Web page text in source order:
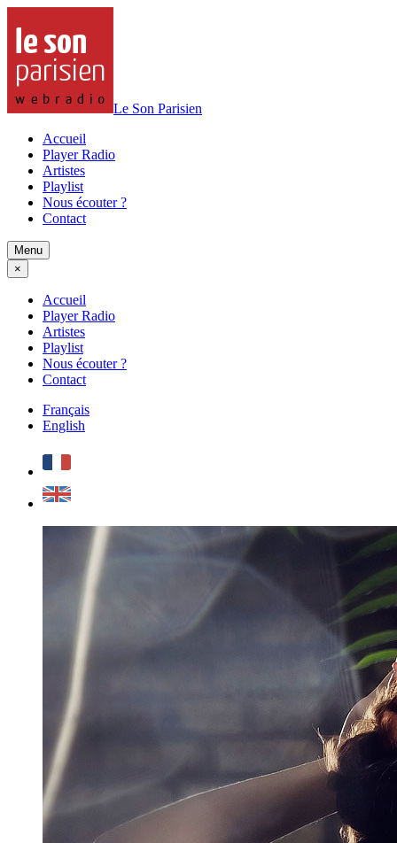
Le Son Parisien
Accueil
Player Radio
Artistes
Playlist
Nous écouter ?
Contact
Menu
×
Accueil
Player Radio
Artistes
Playlist
Nous écouter ?
Contact
Français
English